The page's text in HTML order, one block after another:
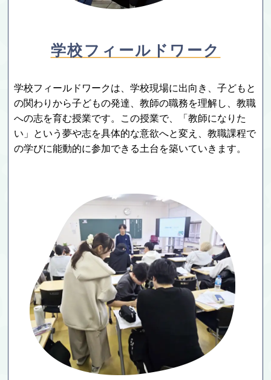
学校フィールドワーク
学校フィールドワークは、学校現場に出向き、子どもと
の関わりから子どもの発達、教師の職務を理解し、教職
への志を育む授業です。この授業で、「教師になりた
い」という夢や志を具体的な意欲へと変え、教職課程で
の学びに能動的に参加できる土台を築いていきます。